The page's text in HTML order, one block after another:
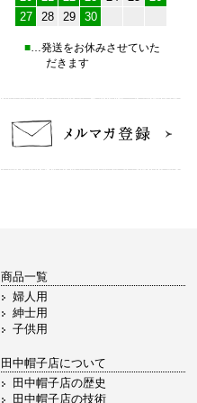
27
28 29 30
■…発送をお休みさせていた
だきます
商品一覧
婦人用
紳士用
子供用
田中帽子店について
田中帽子店の歴史
田中帽子店の技術